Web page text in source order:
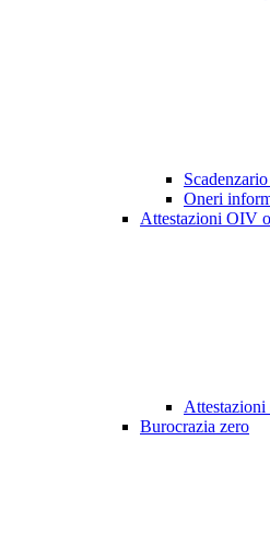
Oneri
Attestazioni OIV
Burocrazia zero